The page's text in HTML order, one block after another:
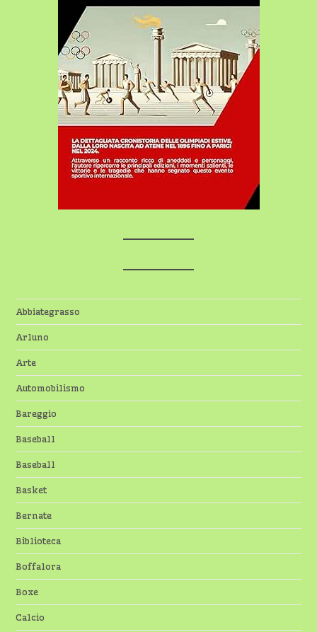
Abbiategrasso
Arluno
Arte
Automobilismo
Bareggio
Baseball
Baseball
Basket
Bernate
Biblioteca
Boffalora
Boxe
Calcio